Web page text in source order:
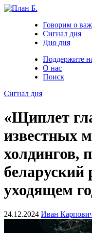
Говорим о
Сигнал дня
Дно дня
Поддержите
О нас
Поиск
Сигнал дня
«Щиплет
известных
холдингов,
уходящем
24.12.2024 Иван